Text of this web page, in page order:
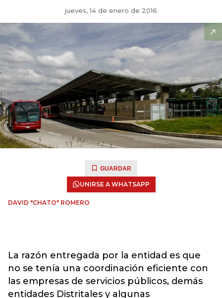
jueves, 14 de enero de 2016
GUARDAR
UNIRSE A WHATSAPP
DAVID "CHATO" ROMERO
La razón entregada por la entidad es que
no se tenía una coordinación eficiente con
las empresas de servicios públicos, demás
entidades Distritales y algunas